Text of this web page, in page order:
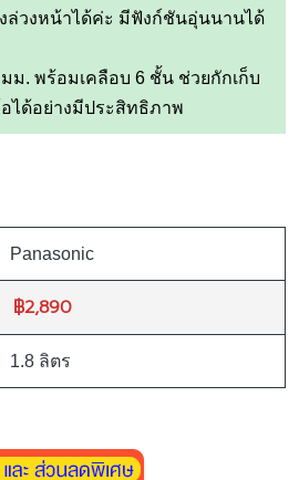
ล่วงหน้าได้ค่ะ มีฟังก์ชันอุ่นนานได้
ม. พร้อมเคลือบ 6 ชั้น ช่วยกักเก็บ
ได้อย่างมีประสิทธิภาพ
Panasonic
฿2,890
1.8 ลิตร